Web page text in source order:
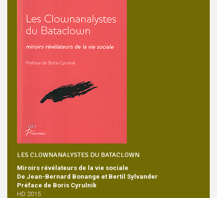
LES CLOWNANALYSTES DU BATACLOWN
Miroirs révélateurs de la vie sociale
De Jean-Bernard Bonange et Bertil Sylvander
Préface de Boris Cyrulnik
HD 2015